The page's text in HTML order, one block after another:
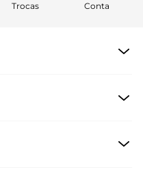
Trocas Conta